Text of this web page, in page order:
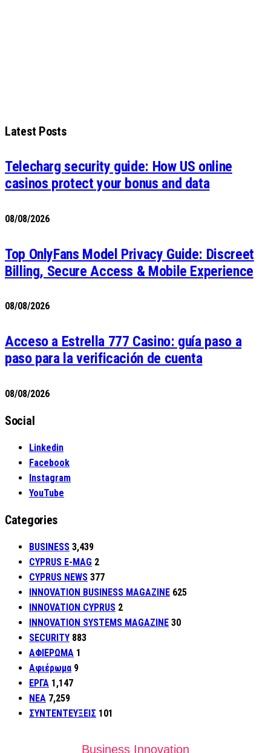
Latest Posts
Telecharg security guide: How US online
casinos protect your bonus and data
08/08/2026
Top OnlyFans Model Privacy Guide: Discreet
Billing, Secure Access & Mobile Experience
08/08/2026
Acceso a Estrella 777 Casino: guía paso a
paso para la verificación de cuenta
08/08/2026
Social
Linkedin
Facebook
Instagram
YouTube
Categories
BUSINESS 3,439
CYPRUS E-MAG 2
CYPRUS NEWS 377
INNOVATION BUSINESS MAGAZINE 625
INNOVATION CYPRUS 2
INNOVATION SYSTEMS MAGAZINE 30
SECURITY 883
ΑΦΙΕΡΩΜΑ 1
Αφιέρωμα 9
ΕΡΓΑ 1,147
ΝΕΑ 7,259
ΣΥΝΤΕΝΤΕΥΞΕΙΣ 101
Business Innovation